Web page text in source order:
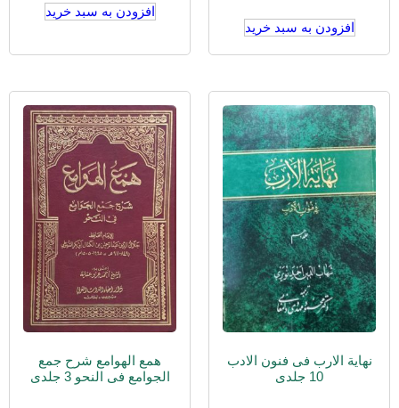
افزودن به سبد خرید
افزودن به سبد خرید
نهایة الارب فی فنون الادب
10 جلدی
همع الهوامع شرح جمع
الجوامع فی النحو 3 جلدی